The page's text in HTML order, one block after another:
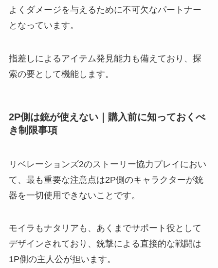
よくダメージを与えるために不可欠なパートナー
となっています。
指差しによるアイテム発見能力も備えており、探
索の要として機能します。
2P側は銃が使えない｜購入前に知っておくべ
き制限事項
リベレーションズ2のストーリー協力プレイにおい
て、最も重要な注意点は2P側のキャラクターが銃
器を一切使用できないことです。
モイラもナタリアも、あくまでサポート役として
デザインされており、銃撃による直接的な戦闘は
1P側の主人公が担います。